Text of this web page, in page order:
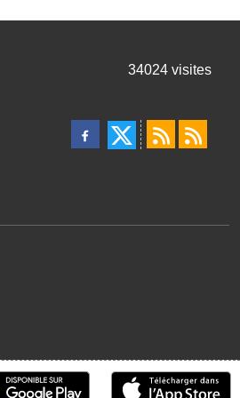
34024 visites